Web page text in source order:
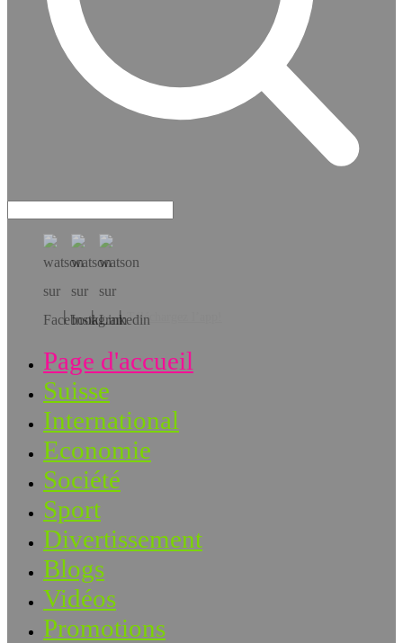
Téléchargez l’app!
Page d'accueil
Suisse
International
Economie
Société
Sport
Divertissement
Blogs
Vidéos
Promotions